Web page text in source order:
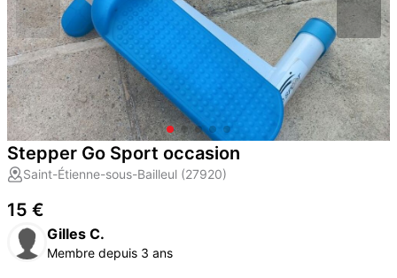
Stepper Go Sport occasion
Saint-Étienne-sous-Bailleul (27920)
15 €
Gilles C.
Membre depuis 3 ans